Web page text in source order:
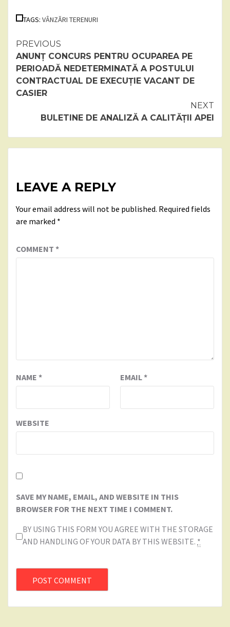
TAGS: VÂNZĂRI TERENURI
Continue
Reading
PREVIOUS
ANUNȚ CONCURS PENTRU OCUPAREA PE
PERIOADĂ NEDETERMINATĂ A POSTULUI
CONTRACTUAL DE EXECUȚIE VACANT DE
CASIER
NEXT
BULETINE DE ANALIZĂ A CALITĂȚII APEI
LEAVE A REPLY
Your email address will not be published. Required fields
are marked *
COMMENT *
NAME * EMAIL*
WEBSITE
SAVE MY NAME, EMAIL, AND WEBSITE IN THIS
BROWSER FOR THE NEXT TIME I COMMENT.
BY USING THIS FORM YOU AGREE WITH THE STORAGE
AND HANDLING OF YOUR DATA BY THIS WEBSITE. *